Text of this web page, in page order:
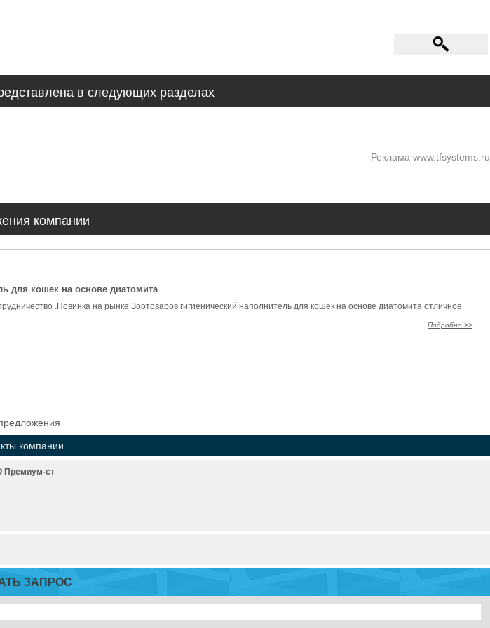
в следующих разделах
Реклама www.tfsystems.ru
компании
для кошек на основе диатомита
.Новинка на рынке Зоотоваров гигиенический наполнитель для кошек на основе диатомита отличное
Подробно >>
компании
Премиум-ст
ЗАПРОС